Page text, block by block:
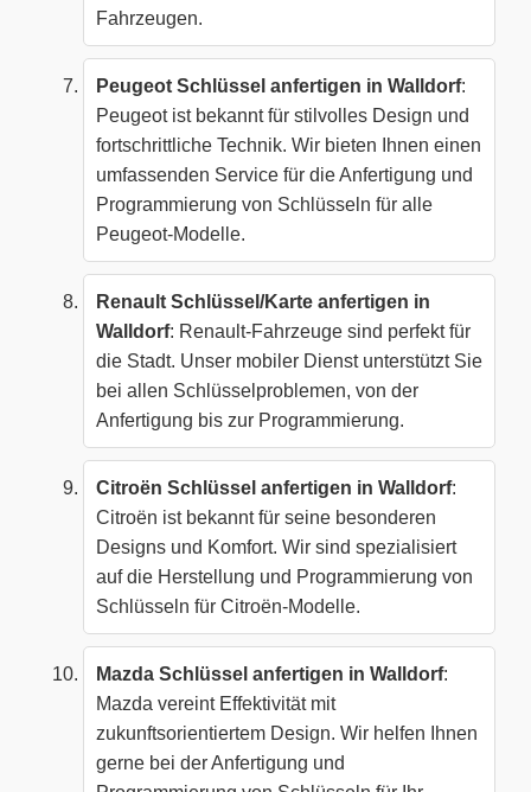
Fahrzeugen.
Peugeot Schlüssel anfertigen in Walldorf:
Peugeot ist bekannt für stilvolles Design und
fortschrittliche Technik. Wir bieten Ihnen einen
umfassenden Service für die Anfertigung und
Programmierung von Schlüsseln für alle
Peugeot-Modelle.
Renault Schlüssel/Karte anfertigen in
Walldorf: Renault-Fahrzeuge sind perfekt für
die Stadt. Unser mobiler Dienst unterstützt Sie
bei allen Schlüsselproblemen, von der
Anfertigung bis zur Programmierung.
Citroën Schlüssel anfertigen in Walldorf:
Citroën ist bekannt für seine besonderen
Designs und Komfort. Wir sind spezialisiert
auf die Herstellung und Programmierung von
Schlüsseln für Citroën-Modelle.
Mazda Schlüssel anfertigen in Walldorf:
Mazda vereint Effektivität mit
zukunftsorientiertem Design. Wir helfen Ihnen
gerne bei der Anfertigung und